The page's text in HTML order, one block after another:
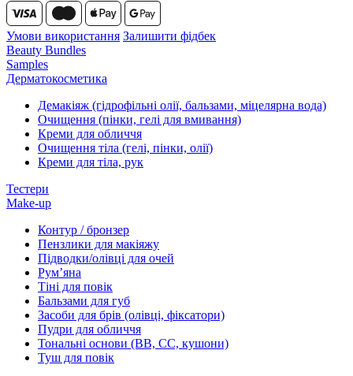
Умови використання Залишити фідбек
Beauty Bundles
Samples
Дерматокосметика
Демакіяж (гідрофільні олії, бальзами, міцелярна вода)
Очищення (пінки, гелі для вмивання)
Креми для обличчя
Очищення тіла (гелі, пінки, олії)
Креми для тіла, рук
Тестери
Make-up
Контур / бронзер
Пензлики для макіяжу
Підводки/олівці для очей
Румʼяна
Тіні для повік
Бальзами для губ
Засоби для брів (олівці, фіксатори)
Пудри для обличчя
Тональні основи (BB, CC, кушони)
Туш для повік